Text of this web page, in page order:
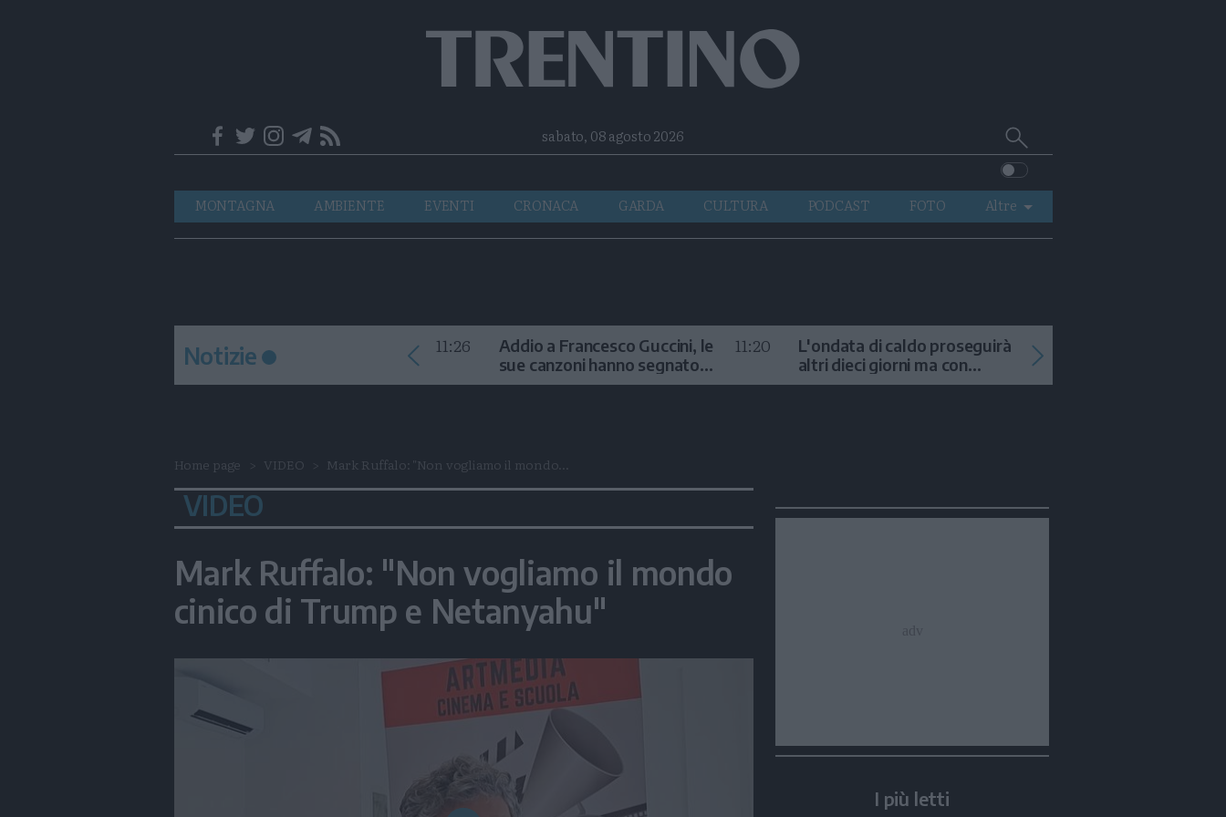
Telegram
RSSsabato, 08 agosto 2026 Cerca
su
Trentino
Navigazione
principale
MONTAGNA AMBIENTE EVENTI CRONACA GARDA CULTURA PODCAST FOTO
Altre
VIDEO
Notizie 11:26
Addio a Francesco Guccini, le
sue canzoni hanno segnato
la storia
11:20
L'ondata di caldo proseguirà
altri dieci giorni ma con
temporali
Home page VIDEO Mark Ruffalo: "Non vogliamo il mondo...
VIDEO
Mark Ruffalo: "Non vogliamo il mondo
cinico di Trump e Netanyahu"
I più letti